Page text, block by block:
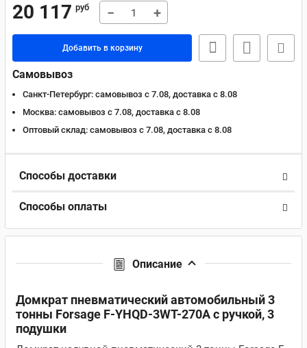
20 117 руб − +
Добавить в корзину
Самовывоз
Санкт-Петербург: самовывоз с 7.08, доставка c 8.08
Москва: самовывоз с 7.08, доставка c 8.08
Оптовый склад: самовывоз с 7.08, доставка c 8.08
Способы доставки
Способы оплаты
Описание
Домкрат пневматический автомобильный 3
тонны Forsage F-YHQD-3WT-270A с ручкой, 3
подушки